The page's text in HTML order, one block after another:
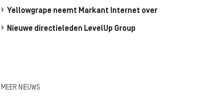
Yellowgrape neemt Markant Internet over
Nieuwe directieleden LevelUp Group
MEER NIEUWS